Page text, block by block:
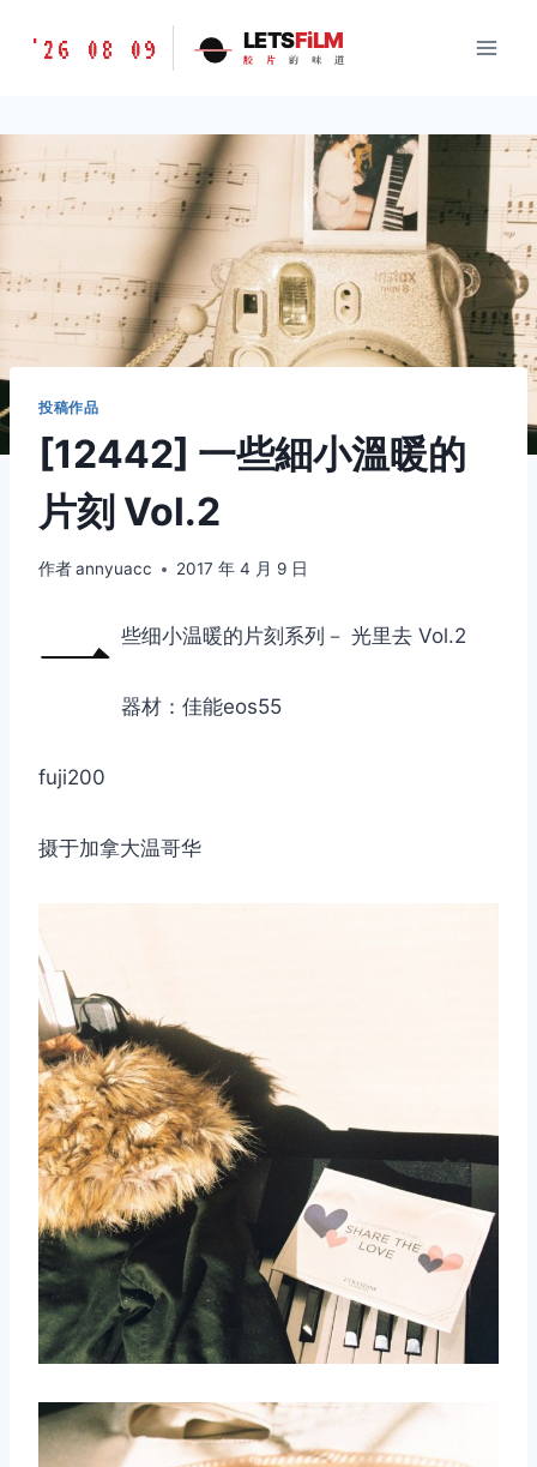
胶
味
LETSFILM
'26 08 09 LETSFiLM
胶 片 的 味 道
投稿作品
[12442] 一些細小溫暖的
片刻 Vol.2
作者annyuacc 2017 年 4 月 9 日
一 些细小温暖的片刻系列－ 光里去 Vol.2
器材：佳能eos55
fuji200
摄于加拿大温哥华